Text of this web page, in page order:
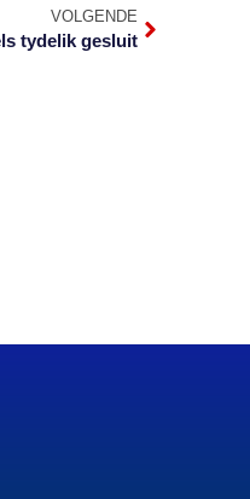
VOLGENDE
tydelik gesluit